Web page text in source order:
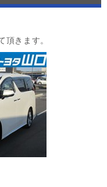
頂きます。